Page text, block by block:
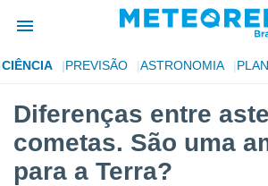
da
para
CIÊNCIA PREVISÃO ASTRONOMIA
Diferenças entre
cometas. São uma
para a Terra?